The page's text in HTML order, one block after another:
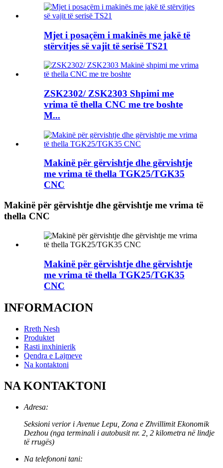
Mjet i posaçëm i makinës me jakë të
stërvitjes së vajit të serisë TS21
ZSK2302/ ZSK2303 Shpimi me
vrima të thella CNC me tre boshte
M...
Makinë për gërvishtje dhe gërvishtje
me vrima të thella TGK25/TGK35
CNC
Makinë për gërvishtje dhe gërvishtje me vrima të
thella CNC
Makinë për gërvishtje dhe gërvishtje
me vrima të thella TGK25/TGK35
CNC
INFORMACION
Rreth Nesh
Produktet
Rasti inxhinierik
Qendra e Lajmeve
Na kontaktoni
NA KONTAKTONI
Adresa:
Seksioni verior i Avenue Lepu, Zona e Zhvillimit Ekonomik
Dezhou (nga terminali i autobusit nr. 2, 2 kilometra në lindje
të rrugës)
Na telefononi tani: